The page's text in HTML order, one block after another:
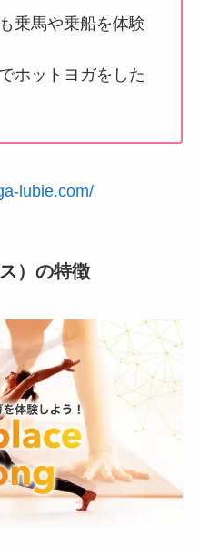
乗馬や乗船を体験
ホットヨガをした
lubie.com/
）の特徴